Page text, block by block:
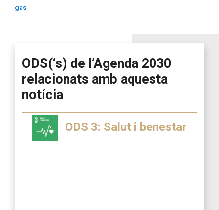
gas
ODS(‘s) de l’Agenda 2030
relacionats amb aquesta
notícia
ODS 3: Salut i benestar